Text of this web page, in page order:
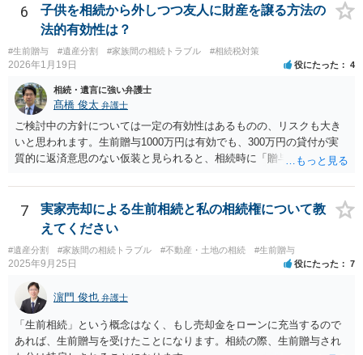
6
子供を相続から外しつつ友人に財産を譲る方法の
法的有効性は？
#生前贈与 #遺産分割 #家族間の相続トラブル #相続税対策
2026年1月19日 役にたった 4
相続・遺言に強い弁護士
髙橋 俊太 弁護士
ご検討中の方針については一定の有効性はあるものの、リスクも大き
いと思われます。生前贈与1000万円は有効でも、300万円の貸付が実
質的に返済意思のない仮装と見られると、相続時に「贈与」と評価さ
法として考えられるものとしては、 ①信託（家族信託・目的信託） 財
産を信託口に移し、受託者（信頼できる友人や専門職）に管理させ、
・生存中はあなたの生活費・介護費に優先充当 ・残余を友人や慈善団
体へ と使途を厳格に指定。相続ではなく信託帰属になるため、子の関
与を大きく排除できます。 ②遺言＋生命保険の組合せ 生活資金は手元
に残し、余剰資金で受取人を友人・団体にした保険を活用。保険金は
相続財産とは別枠で、遺留分対策にも有効と思われます。 ③負担付死
因贈与 「介護・見守り等を条件に、死亡時に財産を渡す」契約。条件
不履行なら無効にでき、老後の安心を担保できます。 ④ 寄附予約＋解
除条件 慈善団体への寄附を予約しつつ、資金不足時は解除できる条項
を設定。 などがあり得るかと思われます。
7
実家売却による生前相続と私の相続権について教
えてください
#遺産分割 #家族間の相続トラブル #不動産・土地の相続 #生前贈与
2025年9月25日 役にたった 7
濵門 俊也 弁護士
「生前相続」という概念はなく、もし売却金をローンに充当するので
あれば、生前贈与を受けたことになります。相続の際、生前贈与され